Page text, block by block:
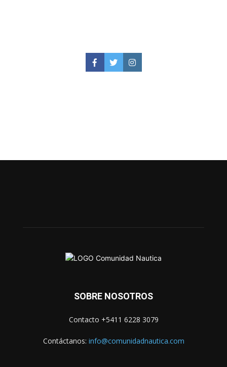
FacebookTwitterInstagram
SOBRE NOSOTROS
Contacto +5411 6228 3079
Contáctanos: info@comunidadnautica.com